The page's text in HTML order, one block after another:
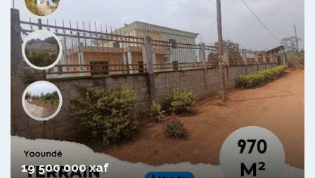
19 500 000 xaf